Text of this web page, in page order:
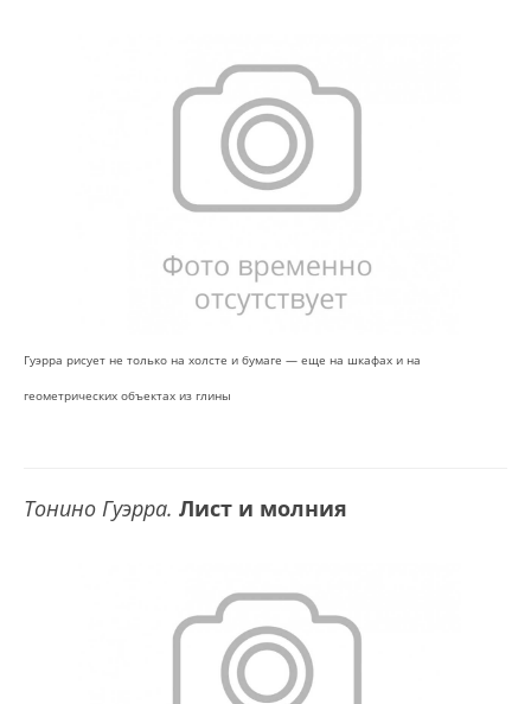
Гуэрра рисует не только на холсте и бумаге — еще на шкафах и на
геометрических объектах из глины
Тонино Гуэрра. Лист и молния